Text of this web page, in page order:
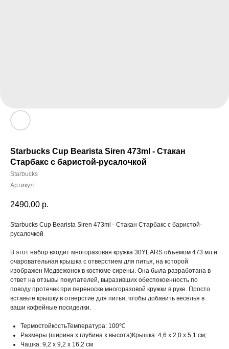
Starbucks Cup Bearista Siren 473ml - Стакан
Старбакс с баристой-русалочкой
Starbucks
Артикул:
2490,00 р.
Starbucks Cup Bearista Siren 473ml - Стакан Старбакс с баристой-
русалочкой
В этот набор входит многоразовая кружка 30YEARS объемом 473 мл и
очаровательная крышка с отверстием для питья, на которой
изображен Медвежонок в костюме сирены. Она была разработана в
ответ на отзывы покупателей, выразивших обеспокоенность по
поводу протечек при переноске многоразовой кружки в руке. Просто
вставьте крышку в отверстие для питья, чтобы добавить веселья в
ваши кофейные посиделки.
ТермостойкостьТемпература: 100℃
Размеры (ширина x глубина x высота)Крышка: 4,6 x 2,0 x 5,1 см;
Чашка: 9,2 x 9,2 x 16,2 см